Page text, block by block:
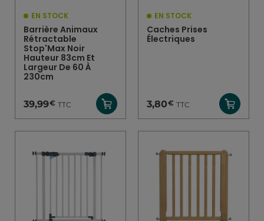
EN STOCK
Barrière Animaux
Rétractable
Stop'Max Noir
Hauteur 83cm Et
Largeur De 60 À
230cm
39,99€ TTC
EN STOCK
Caches Prises
Électriques
3,80€ TTC